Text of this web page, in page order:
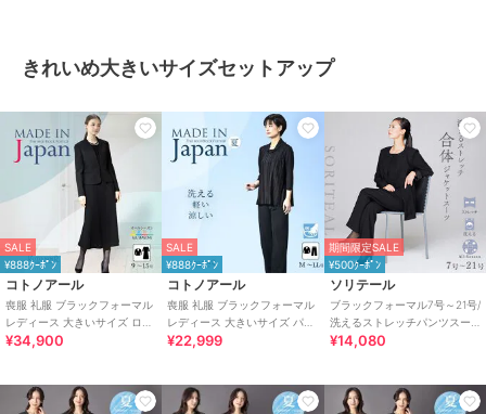
きれいめ大きいサイズセットアップ
SALE
¥888ｸｰﾎﾟﾝ
コトノアール
喪服 礼服 ブラックフォーマル
レディース 大きいサイズ ロン
グ丈 夏 夏用 日本製
¥34,900
SALE
¥888ｸｰﾎﾟﾝ
コトノアール
喪服 礼服 ブラックフォーマル
レディース 大きいサイズ パン
ツ 夏 夏物 夏用 洗える 日本製
¥22,999
期間限定SALE
¥500ｸｰﾎﾟﾝ
ソリテール
ブラックフォーマル7号～21号/
洗えるストレッチパンツスー
ツ/２点セット/喪服/卒業式/卒
¥14,080